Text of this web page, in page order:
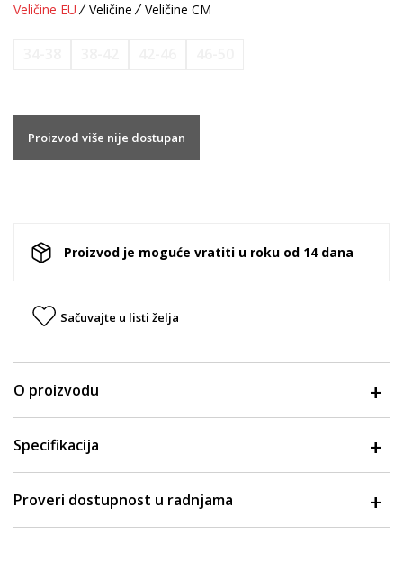
Veličine EU Veličine Veličine CM
Proizvod više nije dostupan
Proizvod je moguće vratiti u roku od 14 dana
Sačuvajte u listi želja
O proizvodu
Specifikacija
Proveri dostupnost u radnjama